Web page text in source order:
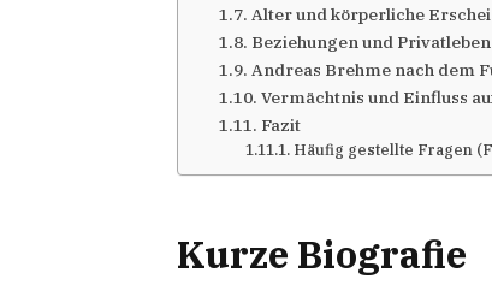
Alter und körperliche
Beziehungen und Privatleben
Andreas Brehme nach dem
Vermächtnis und Einfluss
Fazit
Häufig gestellte Fragen
Kurze Biografie